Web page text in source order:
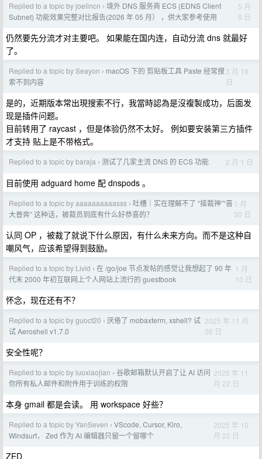
Replied to a topic by joelincn › 境外 DNS 服务商 ECS (EDNS Client
Subnet) 功能效果完整对比报告(2026 年 05 月） ，供大家参考使用
5 月
6 日
仍然要先分流才对主要吧。 如果能在国内连，自动分流 dns 就最好
了。
Replied to a topic by Seayon › macOS 下的 剪贴板工具 Paste 经常搜
索不到内容
3 月 19
日
是的，近期版本常出現搜索不行，我當時認為是沒複製成功，后面发
现是插件问题。
目前转用了 raycast ，但是体验仍然不太好。 例如要安装第三方插件
才支持 贴上是不带格式。
Replied to a topic by baraja › 测试了几家主流 DNS 的 ECS 功能 2 月 1 日
目前使用 adguard home 配 dnspods 。
Replied to a topic by aaaaaaaaaasss › 吐槽｜实在理解不了 “接裁神”“喜
大普奔” 这种话，被裁员到底有什么好恭喜的？
1 月
30 日
认同 OP ，被裁了就说下什么原因，有什么未来方向。而不是这种自
嘲风气，应该希望得到鼓励。
Replied to a topic by Livid › 在 /go/joe 节点发帖的感觉让我想起了 90 年
代末 2000 年初互联网上个人网站上流行的 guestbook
1 月
10 日
怀念，现在还有不？
Replied to a topic by guocf20 › 厌倦了 mobaxterm, xshell? 试
试 Aeroshell v1.7.0
2025 年 11 月
26 日
安全性呢？
Replied to a topic by luoxiaojian › 谷歌邮箱默认开启了让 AI 访问
你所有私人邮件和附件用于训练的权限
2025 年 11
月 22 日
本身 gmail 都是会读。 用 workspace 好些？
Replied to a topic by YanSeven › VScode, Cursor, Kiro,
Windsurf， Zed 作为 AI 编辑器只留一个留哪个
2025 年 10
月 22 日
ZED